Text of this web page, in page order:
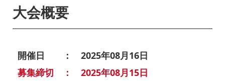
大会概要
開催日 ： 2025年08月16日
募集締切 ： 2025年08月15日